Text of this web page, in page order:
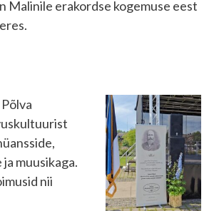
Malinile erakordse kogemuse eest
muusikaga.
nii